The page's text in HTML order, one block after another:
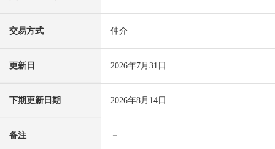
交易方式 仲介
更新日 2026年7月31日
下期更新日期 2026年8月14日
备注 －